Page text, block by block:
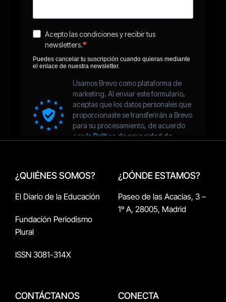
¿QUIÉNES SOMOS?
El Diario de la Educación
Fundación Periodismo
Plural
ISSN 3081-314X
¿DÓNDE ESTAMOS?
Paseo de las Acacias, 3 –
1º A, 28005, Madrid
CONTÁCTANOS CONECTA